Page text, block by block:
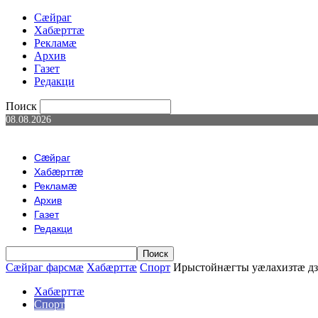
Сæйраг
Хабæрттæ
Рекламæ
Архив
Газет
Редакци
Поиск
08.08.2026
Сæйраг
Хабæрттæ
Рекламæ
Архив
Газет
Редакци
Сæйраг фарсмæ Хабæрттæ Спорт Ирыстойнæгты уæлахизтæ
Хабæрттæ
Спорт